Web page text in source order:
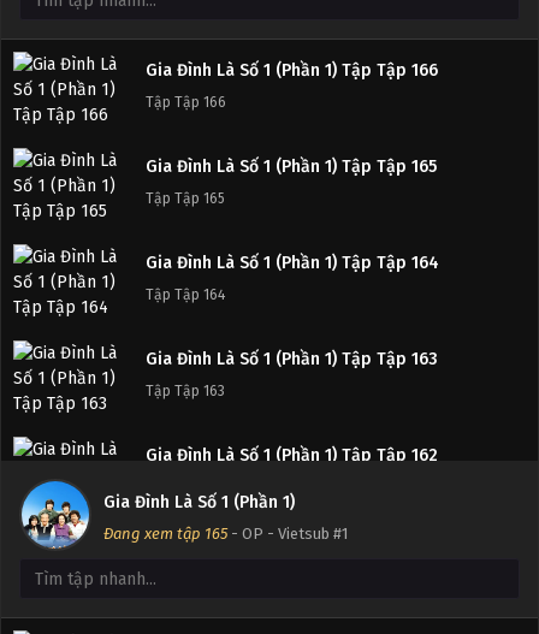
Gia Đình Là Số 1 (Phần 1) Tập Tập 166
Tập Tập 166
Gia Đình Là Số 1 (Phần 1) Tập Tập 165
Tập Tập 165
Gia Đình Là Số 1 (Phần 1) Tập Tập 164
Tập Tập 164
Gia Đình Là Số 1 (Phần 1) Tập Tập 163
Tập Tập 163
Gia Đình Là Số 1 (Phần 1) Tập Tập 162
Tập Tập 161
Gia Đình Là Số 1 (Phần 1)
Đang xem tập 165- OP - Vietsub #1